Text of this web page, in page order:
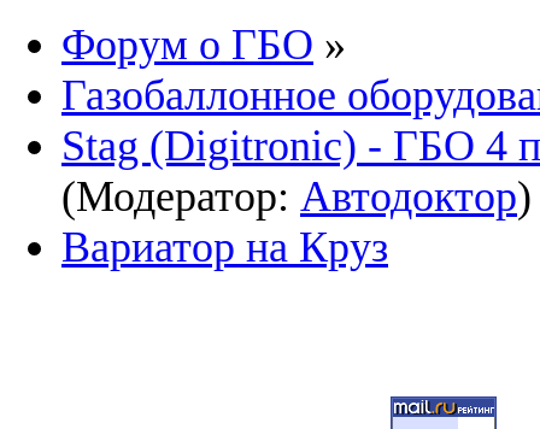
Форум о ГБО »
Газобаллонное
Stag (Digitronic) - ГБО 4
(Модератор: Автодоктор
Вариатор на Круз